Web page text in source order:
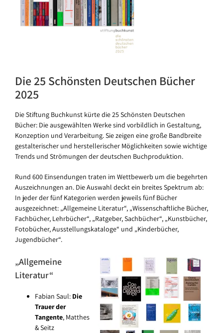
Die 25 Schönsten Deutschen Bücher
2025
Die Stiftung Buchkunst kürte die 25 Schönsten Deutschen
Bücher: Die ausgewählten Werke sind vorbildlich in Gestaltung,
Konzeption und Verarbeitung. Sie zeigen eine große Bandbreite
gestalterischer und herstellerischer Möglichkeiten sowie wichtige
Trends und Strömungen der deutschen Buchproduktion.
Rund 600 Einsendungen traten im Wettbewerb um die begehrten
Auszeichnungen an. Die Auswahl deckt ein breites Spektrum ab:
In jeder der fünf Kategorien werden jeweils fünf Bücher
ausgezeichnet: „Allgemeine Literatur“, „Wissenschaftliche Bücher,
Fachbücher, Lehrbücher“, „Ratgeber, Sachbücher“, „Kunstbücher,
Fotobücher, Ausstellungskataloge“ und „Kinderbücher,
Jugendbücher“.
„Allgemeine
Literatur“
Fabian Saul: Die
Trauer der
Tangente, Matthes
& Seitz